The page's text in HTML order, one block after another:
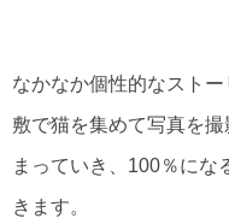
なかなか個性的なスト
敷で猫を集めて写真を
まっていき、100％にな
きます。